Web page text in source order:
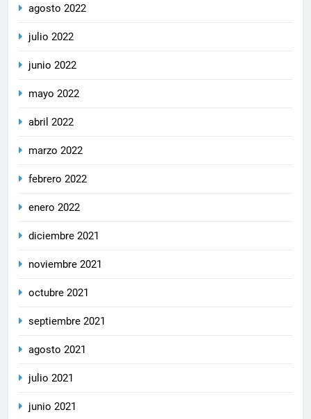
agosto 2022
julio 2022
junio 2022
mayo 2022
abril 2022
marzo 2022
febrero 2022
enero 2022
diciembre 2021
noviembre 2021
octubre 2021
septiembre 2021
agosto 2021
julio 2021
junio 2021